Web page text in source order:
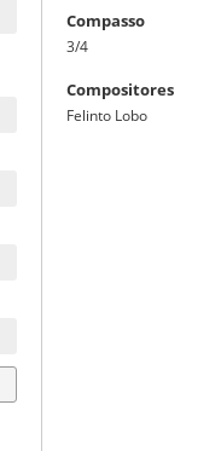
Compasso
3/4
Compositores
Felinto Lobo